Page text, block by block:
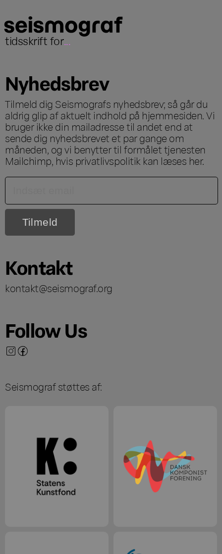
tidsskrift for...
Nyhedsbrev
Tilmeld dig Seismografs nyhedsbrev; så går du
aldrig glip af aktuelt indhold på hjemmesiden. Vi
bruger ikke din mailadresse til andet end at
sende dig nyhedsbrevet et par gange om
måneden, og vi benytter til formålet tjenesten
Mailchimp, hvis privatlivspolitik kan læses her.
Kontakt
kontakt@seismograf.org
Follow Us
Seismograf støttes af: